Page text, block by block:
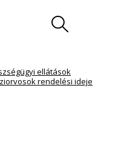
ellátások
rendelési ideje